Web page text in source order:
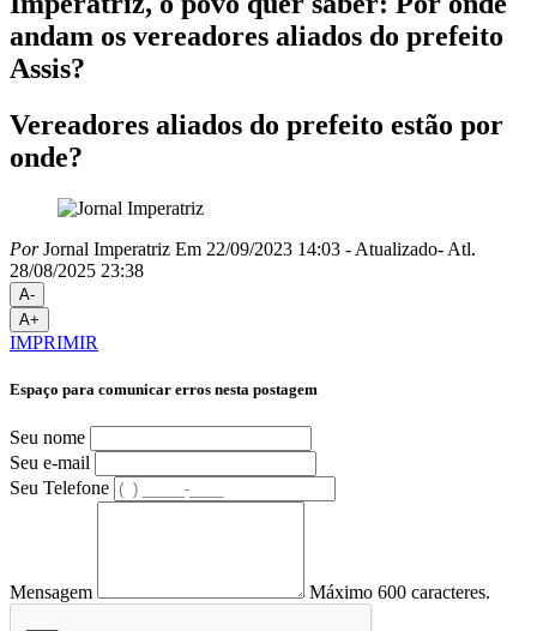
andam os vereadores aliados do prefeito
Assis?
Vereadores aliados do prefeito estão por
onde?
PorJornal Imperatriz Em 22/09/2023 14:03 - Atualizado- Atl.
28/08/2025 23:38
A-
A+
IMPRIMIR
Espaço para comunicar erros nesta postagem
Seu nome
Seu e-mail
Seu Telefone
Mensagem Máximo 600 caracteres.